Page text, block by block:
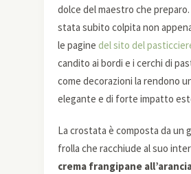
dolce del maestro che
stata subito colpita non
le pagine del sito del
candito ai bordi e i cerchi di
come decorazioni la rendono
elegante e di forte impatto
La crostata è composta da un
frolla che racchiude al suo
crema frangipane